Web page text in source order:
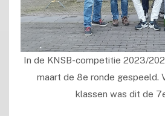
In de KNSB-competitie 2023/
maart de 8e ronde gespeeld.
klassen was dit de